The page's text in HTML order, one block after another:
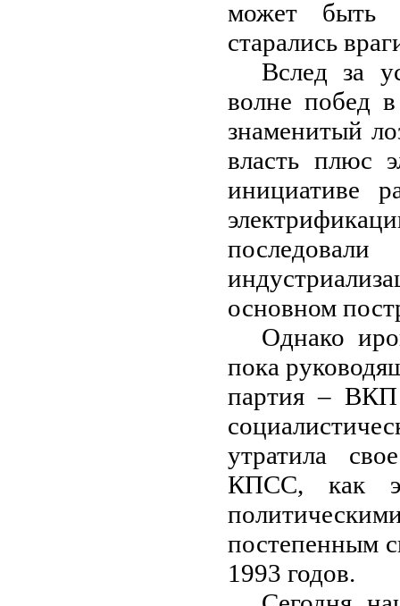
может быть
старались
Вслед за
волне побед
знаменитый
власть плюс
инициативе
основном
Однако
пока
партия –
утратила
КПСС, как
постепенным
1993 годов.